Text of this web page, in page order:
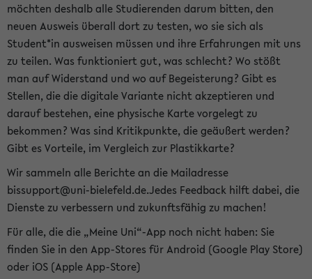
möchten deshalb alle Studierenden darum bitten, den
neuen Ausweis überall dort zu testen, wo sie sich als
Student*in ausweisen müssen und ihre Erfahrungen mit uns
zu teilen. Was funktioniert gut, was schlecht? Wo stößt
man auf Widerstand und wo auf Begeisterung? Gibt es
Stellen, die die digitale Variante nicht akzeptieren und
darauf bestehen, eine physische Karte vorgelegt zu
bekommen? Was sind Kritikpunkte, die geäußert werden?
Gibt es Vorteile, im Vergleich zur Plastikkarte?
Wir sammeln alle Berichte an die Mailadresse
bissupport@uni-bielefeld.de.Jedes Feedback hilft dabei, die
Dienste zu verbessern und zukunftsfähig zu machen!
Für alle, die die „Meine Uni“-App noch nicht haben: Sie
finden Sie in den App-Stores für Android (Google Play Store)
oder iOS (Apple App-Store)